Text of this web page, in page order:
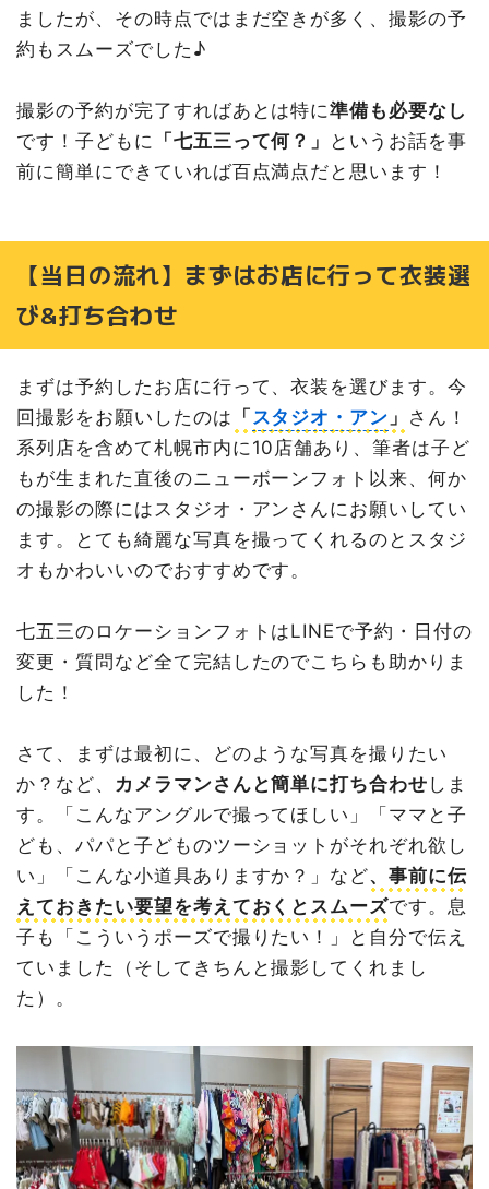
ましたが、その時点ではまだ空きが多く、撮影の予
約もスムーズでした♪
撮影の予約が完了すればあとは特に準備も必要なし
です！子どもに
「七五三って何？」
というお話を事
前に簡単にできていれば百点満点だと思います！
【当日の流れ】まずはお店に行って衣装選
び&打ち合わせ
まずは予約したお店に行って、衣装を選びます。今
回撮影をお願いしたのは 「 スタジオ・アン 」 さん！
系列店を含めて札幌市内に10店舗あり、筆者は子ど
もが生まれた直後のニューボーンフォト以来、何か
の撮影の際にはスタジオ・アンさんにお願いしてい
ます。とても綺麗な写真を撮ってくれるのとスタジ
オもかわいいのでおすすめです。
七五三のロケーションフォトはLINEで予約・日付の
変更・質問など全て完結したのでこちらも助かりま
した！
さて、まずは最初に、どのような写真を撮りたい
か？など、
カメラマンさんと簡単に打ち合わせ しま
す。「こんなアングルで撮ってほしい」「ママと子
ども、パパと子どものツーショットがそれぞれ欲し
い」「こんな小道具ありますか？」など、事前に伝
えておきたい要望を考えておくとスムーズです。息
子も「こういうポーズで撮りたい！」と自分で伝え
ていました（そしてきちんと撮影してくれまし
た）。